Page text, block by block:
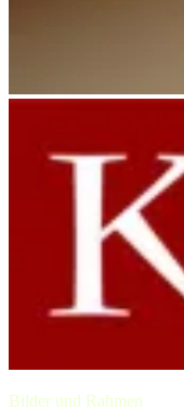
Bilder und Rahmen